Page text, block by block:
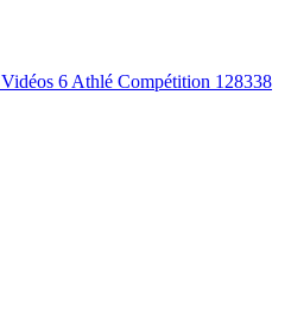
Vidéos 6 Athlé Compétition 128338